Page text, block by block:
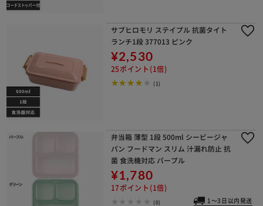
サブヒロモリ ステイプル 抗菌タイト
ランチ1段 377013 ピンク
¥2,530
25ポイント(1倍)
(1)
弁当箱 薄型 1段 500ml シービージャ
パン フードマン スリム 汁漏れ防止 抗
菌 食洗機対応 パープル
¥1,780
17ポイント(1倍)
(0) 1～3日以内発送